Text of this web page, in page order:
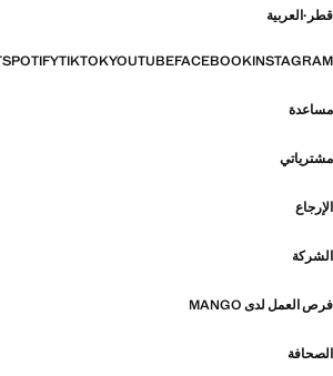
قطر ·العربية
INSTAGRAM
FACEBOOK
YOUTUBE
TIKTOK
SPOTIFY
مساعدة
مشترياتي
الإرجاع
الشركة
فرص العمل لدى MANGO
الصحافة